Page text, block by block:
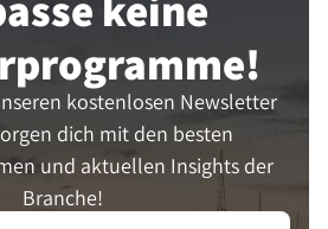
kostenlosen Newsletter
dich mit den besten
und aktuellen Insights der
Branche!